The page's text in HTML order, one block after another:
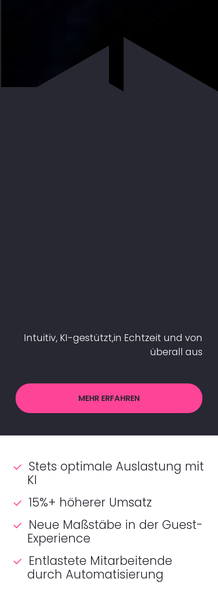
Intuitiv, KI-gestützt,in Echtzeit und von
überall aus
MEHR ERFAHREN
Stets optimale Auslastung mit
KI
15%+ höherer Umsatz
Neue Maßstäbe in der Guest-
Experience
Entlastete Mitarbeitende
durch Automatisierung